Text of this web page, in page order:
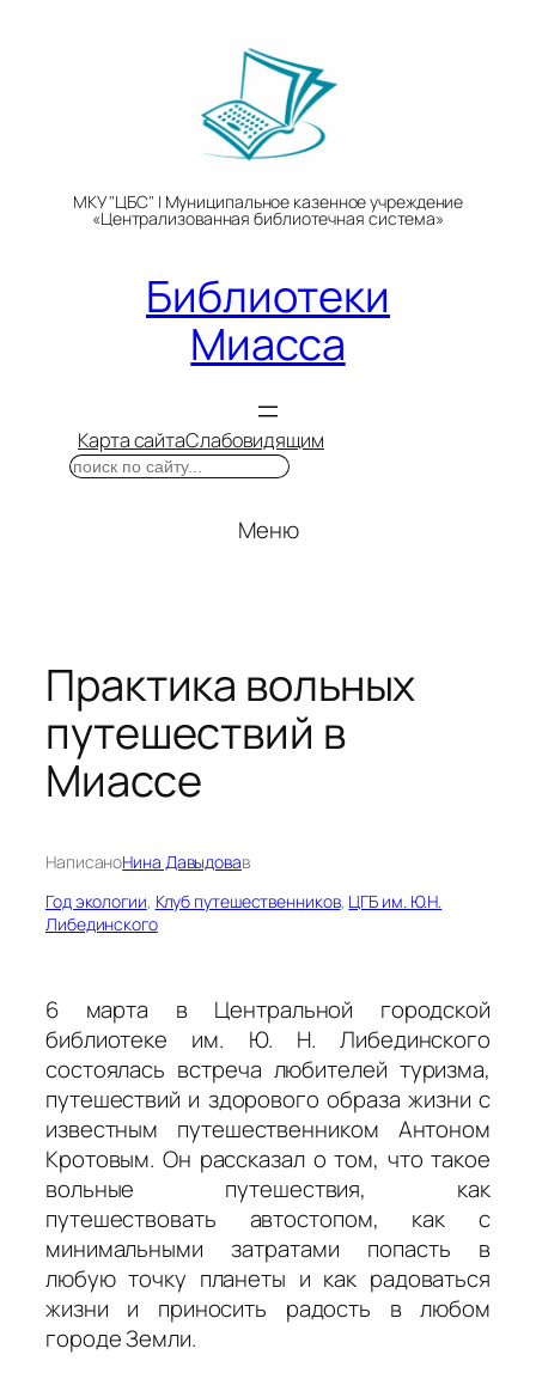
МКУ "ЦБС" | Муниципальное казенное учреждение
«Централизованная библиотечная система»
Библиотеки
Миасса
Карта сайтаСлабовидящим
Поиск
Меню
Практика вольных
путешествий в
Миассе
НаписаноНина Давыдовав
Год экологии, Клуб путешественников, ЦГБ им. Ю.Н.
Либединского
6 марта в Центральной городской
библиотеке им. Ю. Н. Либединского
состоялась встреча любителей туризма,
путешествий и здорового образа жизни с
известным путешественником Антоном
Кротовым. Он рассказал о том, что такое
вольные путешествия, как
путешествовать автостопом, как с
минимальными затратами попасть в
любую точку планеты и как радоваться
жизни и приносить радость в любом
городе Земли.